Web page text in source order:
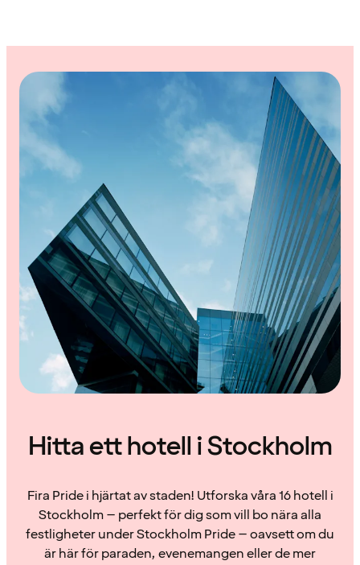
Hitta ett hotell i Stockholm
Fira Pride i hjärtat av staden! Utforska våra 16 hotell i
Stockholm – perfekt för dig som vill bo nära alla
festligheter under Stockholm Pride – oavsett om du
är här för paraden, evenemangen eller de mer